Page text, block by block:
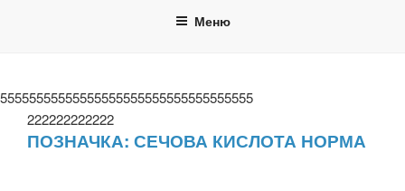
Меню
55555555555555555555555555555555555
222222222222
ПОЗНАЧКА: СЕЧОВА КИСЛОТА НОРМА